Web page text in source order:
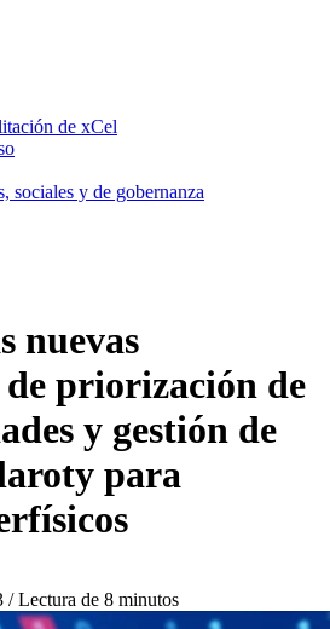
de xCel
sociales y de gobernanza
nuevas
de priorización de
y gestión de
para
/Lectura de 8 minutos